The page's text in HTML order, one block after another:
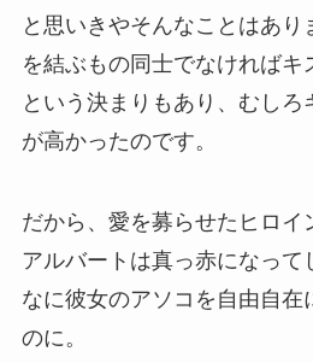
と思いきやそんなことはあり
を結ぶもの同士でなければキ
という決まりもあり、むし
が高かったのです。
だから、愛を募らせたヒロイ
アルバートは真っ赤になって
なに彼女のアソコを自由自在
のに。